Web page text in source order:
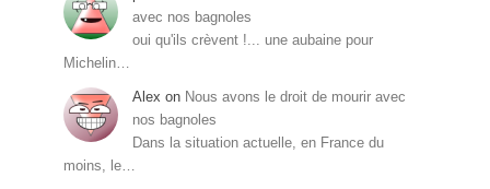
avec nos bagnoles
oui qu'ils crèvent !... une aubaine pour
Michelin…
Alex on Nous avons le droit de mourir avec
nos bagnoles
Dans la situation actuelle, en France du
moins, le…